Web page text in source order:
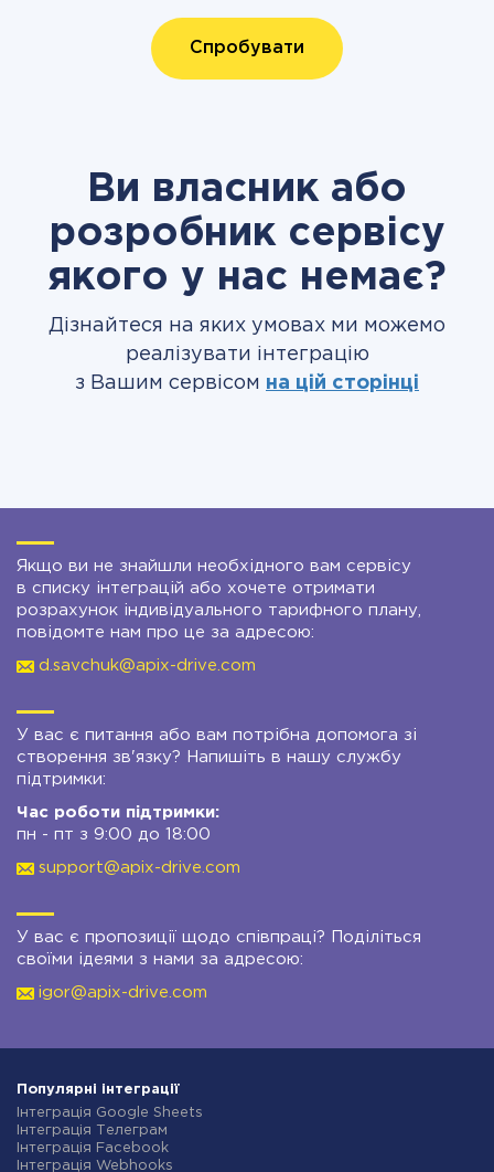
Спробувати
Ви власник або
розробник сервісу
якого у нас немає?
Дізнайтеся на яких умовах ми можемо
реалізувати інтеграцію
з Вашим сервісом на цій сторінці
Якщо ви не знайшли необхідного вам сервісу
в списку інтеграцій або хочете отримати
розрахунок індивідуального тарифного плану,
повідомте нам про це за адресою:
d.savchuk@apix-drive.com
У вас є питання або вам потрібна допомога зі
створення зв'язку? Напишіть в нашу службу
підтримки:
Час роботи підтримки:
пн - пт з 9:00 до 18:00
support@apix-drive.com
У вас є пропозиції щодо співпраці? Поділіться
своїми ідеями з нами за адресою:
igor@apix-drive.com
Популярні інтеграції
Інтеграція Google Sheets
Інтеграція Телеграм
Інтеграція Facebook
Інтеграція Webhooks